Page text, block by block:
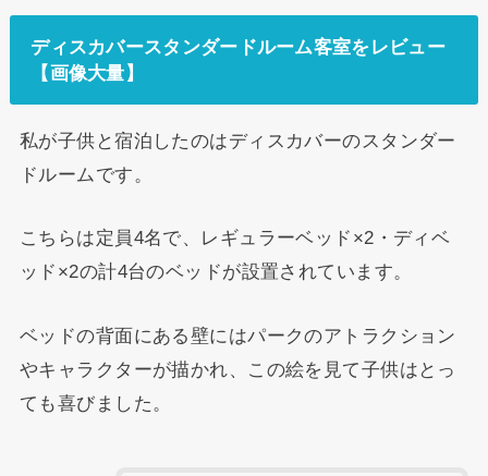
ディスカバースタンダードルーム客室をレビュー
【画像大量】
私が子供と宿泊したのはディスカバーのスタンダー
ドルームです。
こちらは定員4名で、レギュラーベッド×2・ディベ
ッド×2の計4台のベッドが設置されています。
ベッドの背面にある壁にはパークのアトラクション
やキャラクターが描かれ、この絵を見て子供はとっ
ても喜びました。